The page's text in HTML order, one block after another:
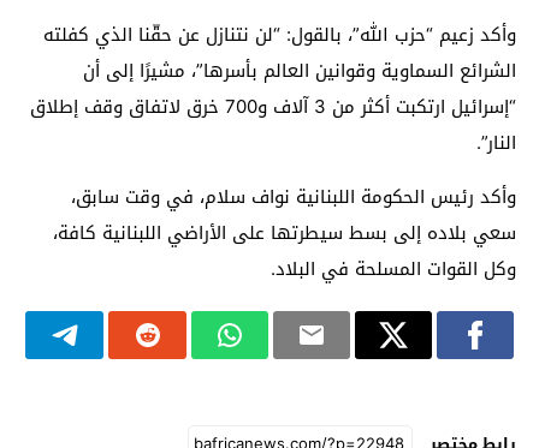
وأكد زعيم “حزب الله”، بالقول: “لن نتنازل عن حقّنا الذي كفلته
الشرائع السماوية وقوانين العالم بأسرها”، مشيرًا إلى أن
“إسرائيل ارتكبت أكثر من 3 آلاف و700 خرق لاتفاق وقف إطلاق
النار”.
وأكد رئيس الحكومة اللبنانية نواف سلام، في وقت سابق،
سعي بلاده إلى بسط سيطرتها على الأراضي اللبنانية كافة،
وكل القوات المسلحة في البلاد.